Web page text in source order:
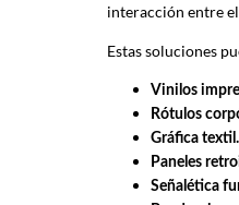
interacción entre
Estas soluciones
Vinilos
Rótulos
Gráfica textil.
Paneles
Señalética